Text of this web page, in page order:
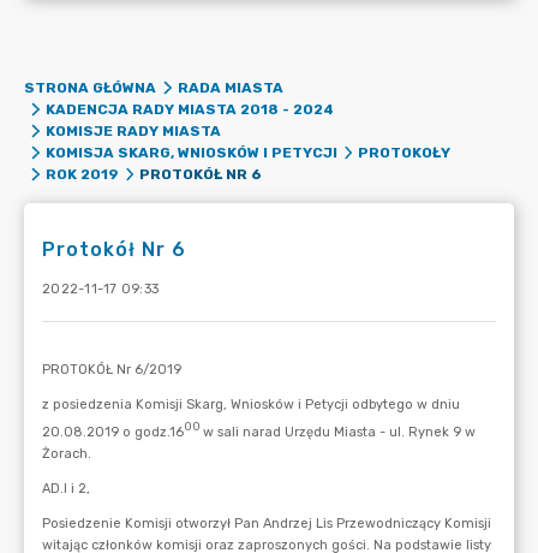
STRONA GŁÓWNA
RADA MIASTA
KADENCJA RADY MIASTA 2018 - 2024
KOMISJE RADY MIASTA
KOMISJA SKARG, WNIOSKÓW I PETYCJI
PROTOKOŁY
ROK 2019
PROTOKÓŁ NR 6
Protokół Nr 6
2022-11-17 09:33